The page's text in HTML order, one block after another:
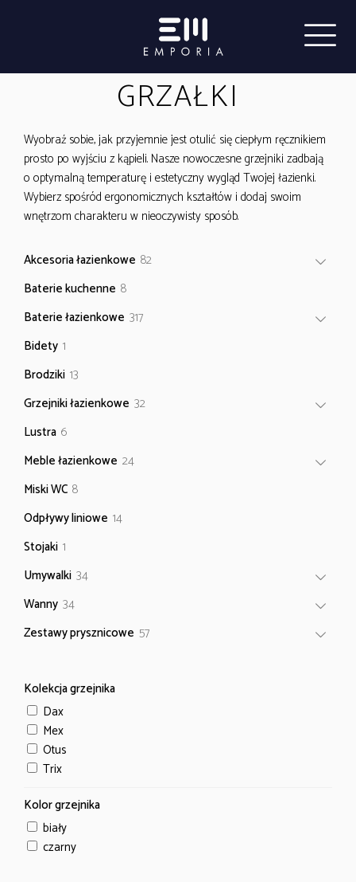
GRZAŁKI
Wyobraź sobie, jak przyjemnie jest otulić się ciepłym ręcznikiem
prosto po wyjściu z kąpieli. Nasze nowoczesne grzejniki zadbają
o optymalną temperaturę i estetyczny wygląd Twojej łazienki.
Wybierz spośród ergonomicznych kształtów i dodaj swoim
wnętrzom charakteru w nieoczywisty sposób.
Akcesoria łazienkowe 8282
Baterie kuchenne 88
Baterie łazienkowe 317317
Bidety 1
Brodziki 13
produktów
Grzejniki łazienkowe 3232
Lustra 6
produktów
Meble łazienkowe 2424
Miski WC 88
Odpływy liniowe 1414
Stojaki 1
Umywalki 3434
Wanny 3434
Zestawy prysznicowe 5757
Kolekcja grzejnika
Dax
Mex
Otus
Trix
Kolor grzejnika
biały
czarny